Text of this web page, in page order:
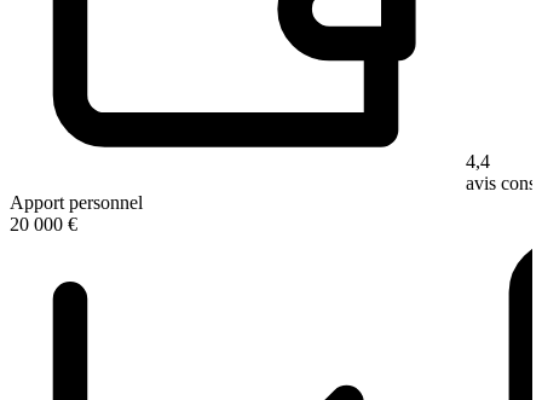
Apport personnel
20 000 €
4,4
avis